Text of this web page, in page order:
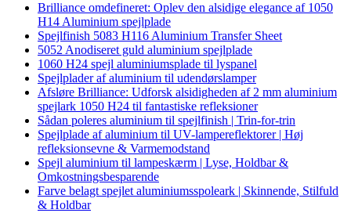
Brilliance omdefineret: Oplev den alsidige elegance af 1050
H14 Aluminium spejlplade
Spejlfinish 5083 H116 Aluminium Transfer Sheet
5052 Anodiseret guld aluminium spejlplade
1060 H24 spejl aluminiumsplade til lyspanel
Spejlplader af aluminium til udendørslamper
Afsløre Brilliance: Udforsk alsidigheden af ​​2 mm aluminium
spejlark 1050 H24 til fantastiske refleksioner
Sådan poleres aluminium til spejlfinish | Trin-for-trin
Spejlplade af aluminium til UV-lampereflektorer | Høj
refleksionsevne & Varmemodstand
Spejl aluminium til lampeskærm | Lyse, Holdbar &
Omkostningsbesparende
Farve belagt spejlet aluminiumsspoleark | Skinnende, Stilfuld
& Holdbar